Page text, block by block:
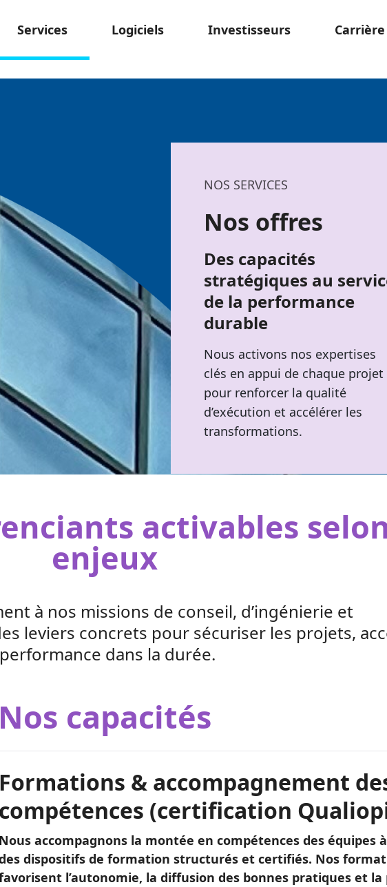
Services Logiciels Investisseurs Carrière
NOS SERVICES
Nos offres
Des capacités
stratégiques au
de la performance
durable
Nous activons nos expertises
clés en appui de chaque projet
pour renforcer la qualité
d’exécution et accélérer les
transformations.
activables
enjeux
à nos missions de conseil, d’ingénierie et
leviers concrets pour sécuriser les projets,
dans la durée.
Nos capacités
Formations & accompagnement
(certification
accompagnons la montée en compétences des équipes
dispositifs de formation structurés et certifiés. Nos
l’autonomie, la diffusion des bonnes pratiques et